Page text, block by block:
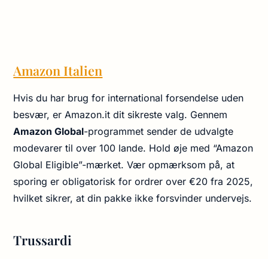
Amazon Italien
Hvis du har brug for international forsendelse uden
besvær, er Amazon.it dit sikreste valg. Gennem
Amazon Global-programmet sender de udvalgte
modevarer til over 100 lande. Hold øje med “Amazon
Global Eligible”-mærket. Vær opmærksom på, at
sporing er obligatorisk for ordrer over €20 fra 2025,
hvilket sikrer, at din pakke ikke forsvinder undervejs.
Trussardi